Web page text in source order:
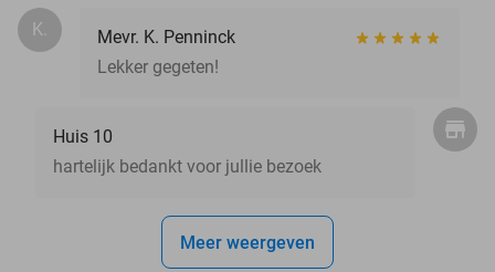
K.
Mevr. K. Penninck
Lekker gegeten!
Huis 10
hartelijk bedankt voor jullie bezoek
Meer weergeven